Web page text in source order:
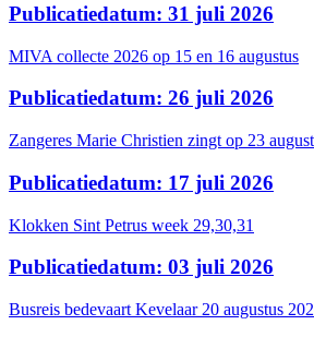
Publicatiedatum: 31 juli 2026
MIVA collecte 2026 op 15 en 16 augustus
Publicatiedatum: 26 juli 2026
Zangeres Marie Christien zingt op 23
Publicatiedatum: 17 juli 2026
Klokken Sint Petrus week 29,30,31
Publicatiedatum: 03 juli 2026
Busreis bedevaart Kevelaar 20 augustus